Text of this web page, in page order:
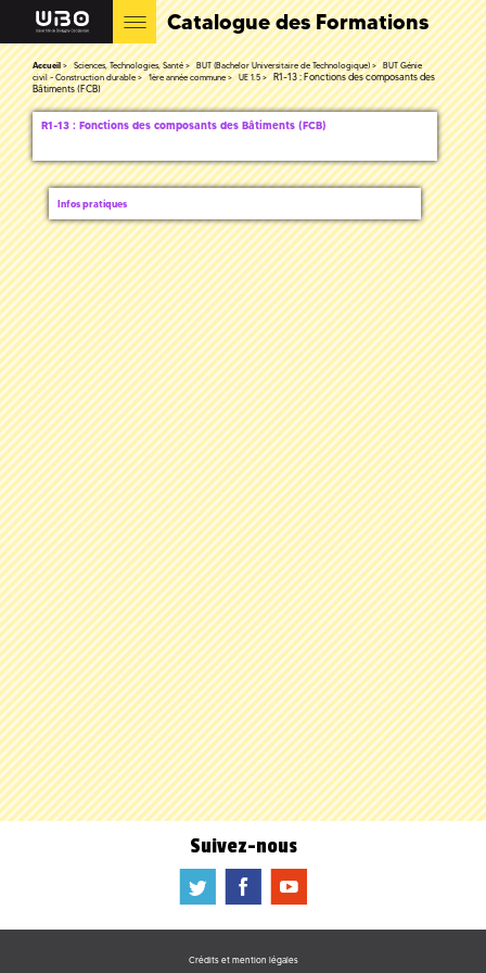
Catalogue des Formations
Accueil Sciences, Technologies, Santé BUT (Bachelor Universitaire de Technologique)
BUT Génie
civil - Construction durable
1ère année commune UE 1.5
R1-13 : Fonctions des composants des
Bâtiments (FCB)
R1-13 : Fonctions des composants des Bâtiments (FCB)
Infos pratiques
Suivez-nous
a b f
Crédits et mention légales